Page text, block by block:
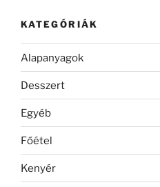
KATEGÓRIÁK
Alapanyagok
Desszert
Egyéb
Főétel
Kenyér